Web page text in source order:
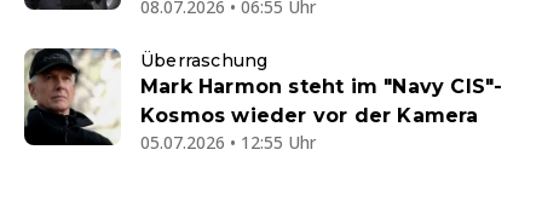
08.07.2026 • 06:55 Uhr
Überraschung
Mark Harmon steht im "Navy CIS"-
Kosmos wieder vor der Kamera
05.07.2026 • 12:55 Uhr